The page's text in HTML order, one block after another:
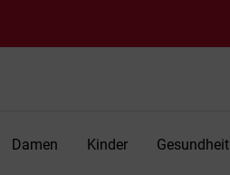
Damen Kinder Gesundheit